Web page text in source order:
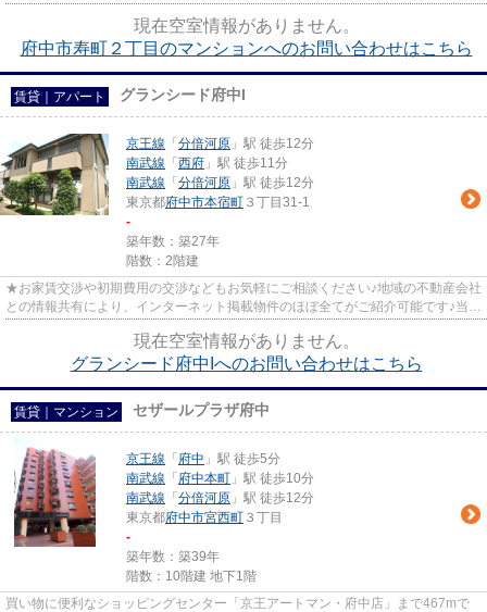
現在空室情報がありません。
府中市寿町２丁目のマンションへのお問い合わせはこちら
賃貸｜アパート グランシード府中I
京王線 「 分倍河原 」駅 徒歩12分
南武線 「 西府 」駅 徒歩11分
南武線 「 分倍河原 」駅 徒歩12分
東京都府中市本宿町 ３丁目31-1
-
築年数：築27年
階数：2階建
★お家賃交渉や初期費用の交渉などもお気軽にご相談ください♪地域の不動産会社
との情報共有により、インターネット掲載物件のほぼ全てがご紹介可能です♪当店
現在空室情報がありません。
グランシード府中Iへのお問い合わせはこちら
賃貸｜マンション セザールプラザ府中
京王線 「 府中 」駅 徒歩5分
南武線 「 府中本町 」駅 徒歩10分
南武線 「 分倍河原 」駅 徒歩12分
東京都府中市宮西町 ３丁目
-
築年数：築39年
階数：10階建 地下1階
買い物に便利なショッピングセンター「京王アートマン・府中店」まで467mで